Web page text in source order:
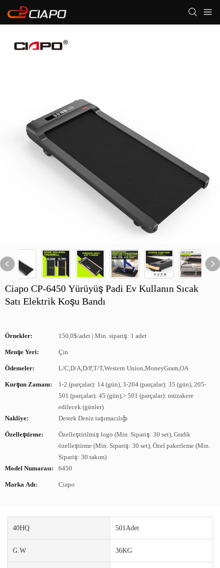
Ciapo CP-6450 Yürüyüş Padi Ev Kullanın Sıcak
Satı Elektrik Koşu Bandı
Örnekler: 150,0$/adet | Min. sipariş: 1 adet
Menşe Yeri: Çin
Ödemeler: L/C,D/A,D/P,T/T,Western Union,MoneyGram,OA
Kurşun Zamanı:
1-2 (parçalar): 14 (gün), 3-204 (parçalar): 35 (gün), 205-
501 (parçalar): 45 (gün),> 501 (parçalar): müzakere
edilecek (günler)
Nakliye:
Destek Deniz taşımacılığı
Özelleştirme:
Özelleştirilmiş logo (Min. Sipariş: 30 set), Grafik
özelleştirme (Min. Sipariş: 30 set), Özel paketleme (Min.
Sipariş: 30 takım)
Model Numarası:
6450
Marka Adı: Ciapo
40HQ 501Adet
G.W 36KG